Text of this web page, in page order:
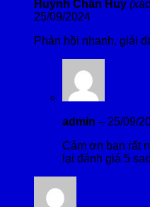
Huỳnh Chấn Huy
25/09/2024
Phản hồi nhanh, giải
admin – 25/09/
Cảm ơn bạn rất
lại đánh giá 5